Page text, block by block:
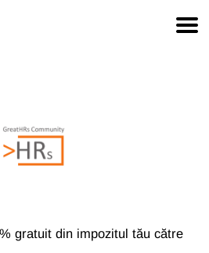
gratuit din impozitul tău către